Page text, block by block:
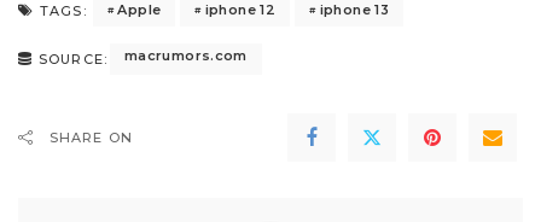
TAGS: Apple iphone 12 iphone 13
SOURCE: macrumors.com
SHARE ON